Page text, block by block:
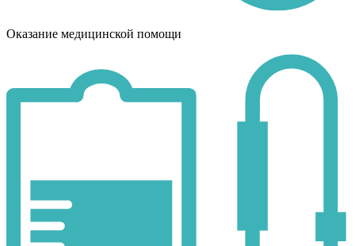
Оказание медицинской помощи